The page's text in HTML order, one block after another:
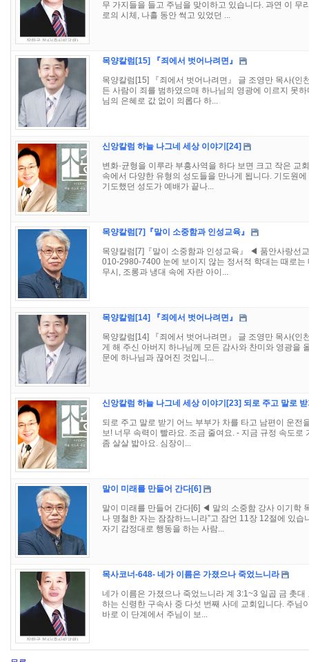
무 가지들을 들고 주님을 맞이하고 있습니다. 과연 이
로의 시체, 나흘 동안 썩고 있었던 ...
목양칼럼[15] 『죄에서 벗어나려면』
목양칼럼[15] 『죄에서 벗어나려면』 글 조영만 목사(인
든 사람이 죄를 범하였으매 하나님의 영광에 이르지 못
님의 은혜로 값 없이 의롭다 하...
신앙칼럼 하늘 나그네 세상 이야기[24]
변화·균형을 이루라 부흥사역을 하다 보면 크고 작은 교
속에서 다양한 유형의 성도들을 만나게 됩니다. 기도원
기도했던 성도가 예배가 끝나...
목양칼럼[7]『말이 소중함과 인성교육』
목양칼럼[7]『말이 소중함과 인성교육』 ◀ 품안사랑선
010-2980-7400 눈에 보이지 않는 정서적 학대는 때로
무시, 조롱과 냉대 속에 자란 아이...
목양칼럼[14] 『죄에서 벗어나려면』
목양칼럼[14] 『죄에서 벗어나려면』 글 조영만 목사(인
게 해 주신 아버지 하나님께 모든 감사와 찬미와 영광을
문에 하나님과 끊어진 것입니...
신앙칼럼 하늘 나그네 세상 이야기[23] 되로 주고 말로
되로 주고 말로 받기 어느 부부가 차를 타고 남편이 운
보! 너무 속력이 빨라요. 조금 줄여요. - 지금 규정 속도
좀 살살 밟아요. 심장이...
말이 미래를 만들어 간다[6]
말이 미래를 만들어 간다[6] ◀ 말의 소중함 강사 이기학
나 명철한 자는 잠잠하느니라”고 잠언 11장 12절에 있
자기 감정대로 행동을 하는 사람...
목사코너-648- 네가 이름은 가졌으나 죽었느니라
네가 이름은 가졌으나 죽었느니라 계 3:1~3 일곱 금 촛
하는 신령한 구속사 중 다섯 번째 사데 교회입니다. 주
바로 이 단계에서 주님이 보...